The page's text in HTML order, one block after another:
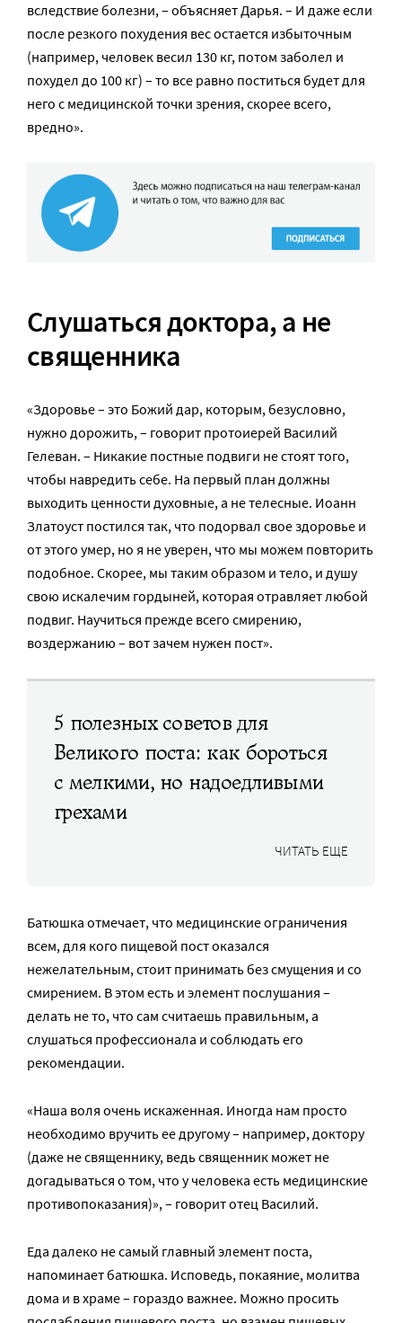
вследствие болезни, – объясняет Дарья. – И даже если
после резкого похудения вес остается избыточным
(например, человек весил 130 кг, потом заболел и
похудел до 100 кг) – то все равно поститься будет для
него с медицинской точки зрения, скорее всего,
вредно».
Слушаться доктора, а не
священника
«Здоровье – это Божий дар, которым, безусловно,
нужно дорожить, – говорит протоиерей Василий
Гелеван. – Никакие постные подвиги не стоят того,
чтобы навредить себе. На первый план должны
выходить ценности духовные, а не телесные. Иоанн
Златоуст постился так, что подорвал свое здоровье и
от этого умер, но я не уверен, что мы можем повторить
подобное. Скорее, мы таким образом и тело, и душу
свою искалечим гордыней, которая отравляет любой
подвиг. Научиться прежде всего смирению,
воздержанию – вот зачем нужен пост».
5 полезных советов для
Великого поста: как бороться
с мелкими, но надоедливыми
грехами
ЧИТАТЬ ЕЩЕ
Батюшка отмечает, что медицинские ограничения
всем, для кого пищевой пост оказался
нежелательным, стоит принимать без смущения и со
смирением. В этом есть и элемент послушания –
делать не то, что сам считаешь правильным, а
слушаться профессионала и соблюдать его
рекомендации.
«Наша воля очень искаженная. Иногда нам просто
необходимо вручить ее другому – например, доктору
(даже не священнику, ведь священник может не
догадываться о том, что у человека есть медицинские
противопоказания)», – говорит отец Василий.
Еда далеко не самый главный элемент поста,
напоминает батюшка. Исповедь, покаяние, молитва
дома и в храме – гораздо важнее. Можно просить